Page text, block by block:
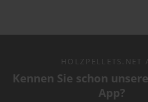
HOLZPELLETS.NET
Kennen Sie schon
App?